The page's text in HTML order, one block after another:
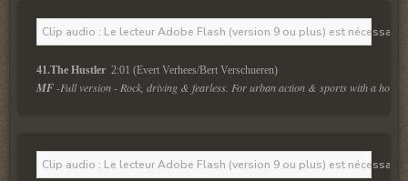
Clip audio : Le lecteur Adobe Flash (version 9 ou plus) est
41.The Hustler 2:01 (Evert Verhees/Bert Verschueren)
MF -Full version - Rock, driving & fearless. For urban action & sports with a hot
Clip audio : Le lecteur Adobe Flash (version 9 ou plus) est